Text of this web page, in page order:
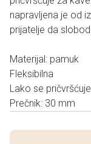
napravljena je od
prijatelje da
Materijal: pamuk
Fleksibilna
Lako se
Prečnik: 30 mm